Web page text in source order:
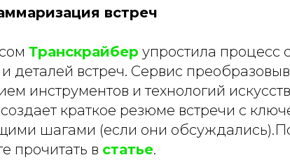
встреч
Транскрайбер упростила процесс
деталей встреч. Сервис
инструментов и технологий
краткое резюме встречи с
шагами (если они
прочитать в статье.